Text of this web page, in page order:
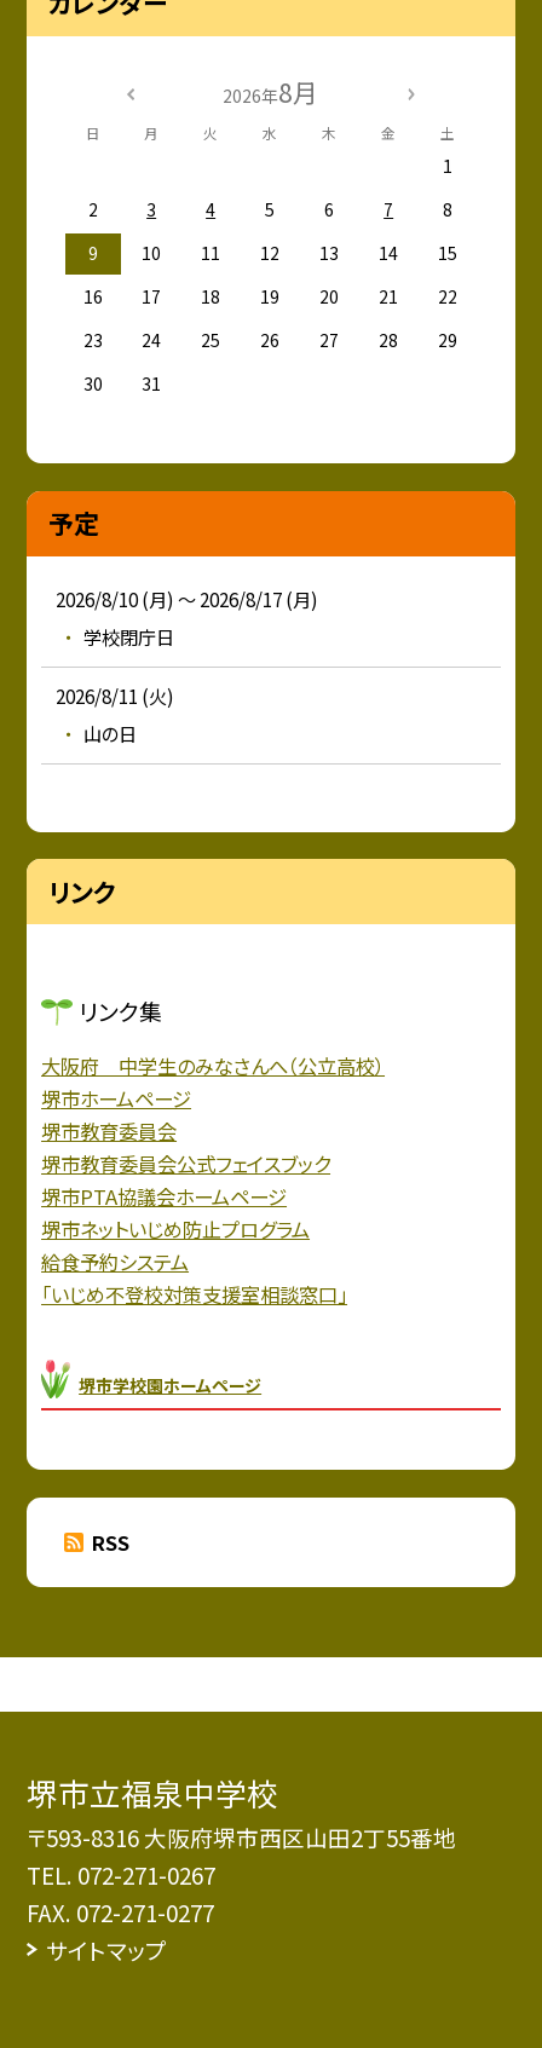
2026年8月
日 月 火 水 木 金 土
1
2
3 4 5 6 7
8
9
10 11 12 13 14
15
16
17 18 19 20 21
22
23
24 25 26 27 28
29
30
31
予定
2026/8/10 (月) ～ 2026/8/17 (月)
学校閉庁日
2026/8/11 (火)
山の日
リンク
リンク集
大阪府 中学生のみなさんへ（公立高校）
堺市ホームページ
堺市教育委員会
堺市教育委員会公式フェイスブック
堺市PTA協議会ホームページ
堺市ネットいじめ防止プログラム
給食予約システム
「いじめ不登校対策支援室相談窓口」
堺市学校園ホームページ
RSS
堺市立福泉中学校
〒593-8316 大阪府堺市西区山田2丁55番地
TEL. 072-271-0267
FAX. 072-271-0277
サイトマップ